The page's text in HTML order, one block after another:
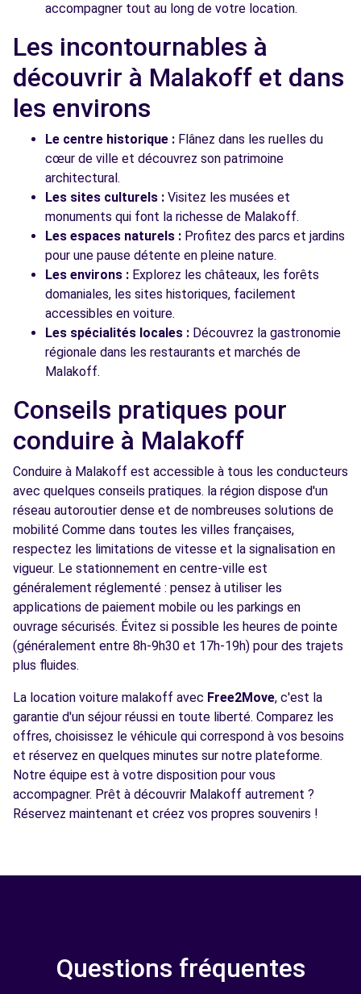
accompagner tout au long de votre location.
Les incontournables à
découvrir à Malakoff et dans
les environs
Le centre historique : Flânez dans les ruelles du
cœur de ville et découvrez son patrimoine
architectural.
Les sites culturels : Visitez les musées et
monuments qui font la richesse de Malakoff.
Les espaces naturels : Profitez des parcs et jardins
pour une pause détente en pleine nature.
Les environs : Explorez les châteaux, les forêts
domaniales, les sites historiques, facilement
accessibles en voiture.
Les spécialités locales : Découvrez la gastronomie
régionale dans les restaurants et marchés de
Malakoff.
Conseils pratiques pour
conduire à Malakoff
Conduire à Malakoff est accessible à tous les conducteurs
avec quelques conseils pratiques. la région dispose d'un
réseau autoroutier dense et de nombreuses solutions de
mobilité Comme dans toutes les villes françaises,
respectez les limitations de vitesse et la signalisation en
vigueur. Le stationnement en centre-ville est
généralement réglementé : pensez à utiliser les
applications de paiement mobile ou les parkings en
ouvrage sécurisés. Évitez si possible les heures de pointe
(généralement entre 8h-9h30 et 17h-19h) pour des trajets
plus fluides.
La location voiture malakoff avec Free2Move, c'est la
garantie d'un séjour réussi en toute liberté. Comparez les
offres, choisissez le véhicule qui correspond à vos besoins
et réservez en quelques minutes sur notre plateforme.
Notre équipe est à votre disposition pour vous
accompagner. Prêt à découvrir Malakoff autrement ?
Réservez maintenant et créez vos propres souvenirs !
Questions fréquentes